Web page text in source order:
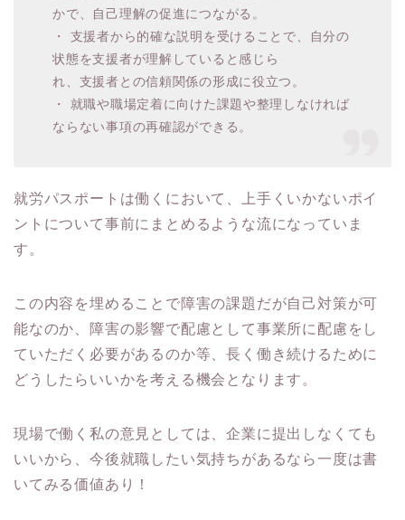
かで、自己理解の促進につながる。
・ 支援者から的確な説明を受けることで、自分の
状態を支援者が理解していると感じら
れ、支援者との信頼関係の形成に役立つ。
・ 就職や職場定着に向けた課題や整理しなければ
ならない事項の再確認ができる。
就労パスポートは働くにおいて、上手くいかないポイ
ントについて事前にまとめるような流になっていま
す。
この内容を埋めることで障害の課題だが自己対策が可
能なのか、障害の影響で配慮として事業所に配慮をし
ていただく必要があるのか等、長く働き続けるために
どうしたらいいかを考える機会となります。
現場で働く私の意見としては、企業に提出しなくても
いいから、今後就職したい気持ちがあるなら一度は書
いてみる価値あり！